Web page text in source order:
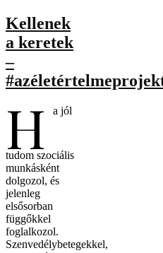
Kellenek
a keretek
–
H a jól
tudom szociális
munkásként
dolgozol, és
jelenleg
elsősorban
függőkkel
foglalkozol.
Szenvedélybetegekkel,